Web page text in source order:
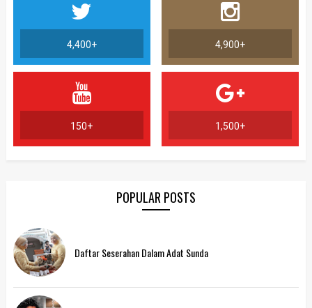
4,400+ 4,900+
150+ 1,500+
POPULAR POSTS
Daftar Seserahan Dalam Adat Sunda